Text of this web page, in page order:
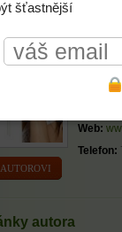
šťastnější
Kontakt:
Web:
Telefon:
autora